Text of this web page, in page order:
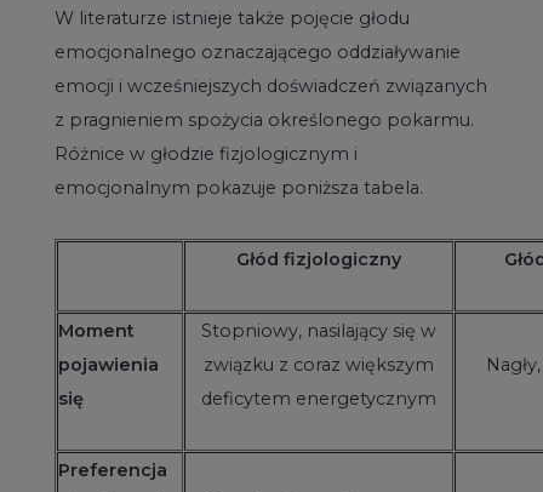
W literaturze istnieje także pojęcie głodu
emocjonalnego oznaczającego oddziaływanie
emocji i wcześniejszych doświadczeń związanych
z pragnieniem spożycia określonego pokarmu.
Różnice w głodzie fizjologicznym i
emocjonalnym pokazuje poniższa tabela.
Głód fizjologiczny
Moment
pojawienia
się
Stopniowy, nasilający się w
związku z coraz większym
deficytem energetycznym
Preferencja